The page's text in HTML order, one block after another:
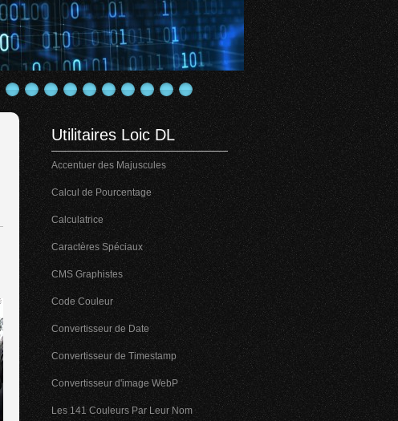
Utilitaires Loic DL
Accentuer des Majuscules
Calcul de Pourcentage
Calculatrice
Caractères Spéciaux
CMS Graphistes
Code Couleur
Convertisseur de Date
Convertisseur de Timestamp
Convertisseur d'image WebP
Les 141 Couleurs Par Leur Nom